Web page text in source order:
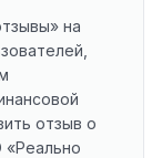
на
отзыв о